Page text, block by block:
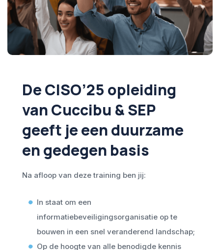
De CISO’25 opleiding
van Cuccibu & SEP
geeft je een duurzame
en gedegen basis
Na afloop van deze training ben jij:
In staat om een
informatiebeveiligingsorganisatie op te
bouwen in een snel veranderend landschap;
Op de hoogte van alle benodigde kennis